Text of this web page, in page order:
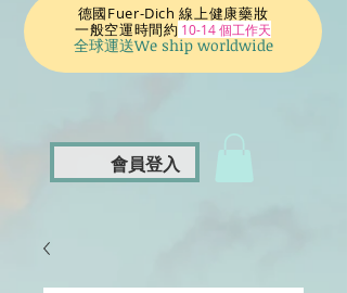
德國Fuer-Dich 線上健康藥妝
一般空運時間約 10-14 個工作天
全球運送We ship worldwide
會員登入